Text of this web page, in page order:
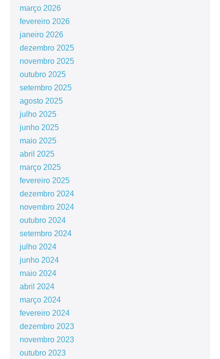
março 2026
fevereiro 2026
janeiro 2026
dezembro 2025
novembro 2025
outubro 2025
setembro 2025
agosto 2025
julho 2025
junho 2025
maio 2025
abril 2025
março 2025
fevereiro 2025
dezembro 2024
novembro 2024
outubro 2024
setembro 2024
julho 2024
junho 2024
maio 2024
abril 2024
março 2024
fevereiro 2024
dezembro 2023
novembro 2023
outubro 2023